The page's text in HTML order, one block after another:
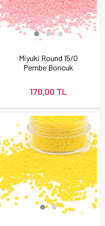
Miyuki Round 15/0
Pembe Boncuk
170,00 TL